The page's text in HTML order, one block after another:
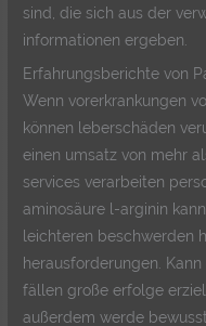
sind, die sich aus der
informationen ergeben.
Erfahrungsberichte von
Wenn vorerkrankungen
können leberschäden
einen umsatz von mehr
services verarbeiten
aminosäure l-arginin
leichteren beschwerden
herausforderungen.
fällen große erfolge
außerdem werde